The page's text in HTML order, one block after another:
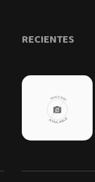
RECIENTES